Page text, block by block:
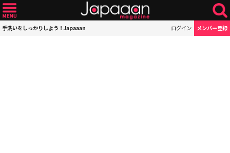
手洗いをしっかりしよう！Japaaan ログイン メンバー登録